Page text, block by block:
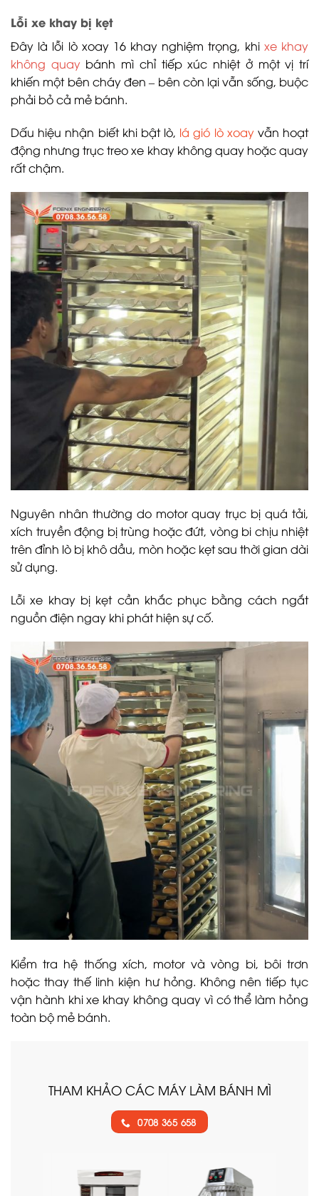
Lỗi xe khay bị kẹt
Đây là lỗi lò xoay 16 khay nghiệm trọng, khi xe khay
không quaybánh mì chỉ tiếp xúc nhiệt ở một vị trí
khiến một bên cháy đen – bên còn lại vẫn sống, buộc
phải bỏ cả mẻ bánh.
Dấu hiệu nhận biết khi bật lò, lá gió lò xoayvẫn hoạt
động nhưng trục treo xe khay không quay hoặc quay
rất chậm.
Nguyên nhân thường do motor quay trục bị quá tải,
xích truyền động bị trùng hoặc đứt, vòng bi chịu nhiệt
trên đỉnh lò bị khô dầu, mòn hoặc kẹt sau thời gian dài
sử dụng.
Lỗi xe khay bị kẹt cần khắc phục bằng cách ngắt
nguồn điện ngay khi phát hiện sự cố.
Kiểm tra hệ thống xích, motor và vòng bi, bôi trơn
hoặc thay thế linh kiện hư hỏng. Không nên tiếp tục
vận hành khi xe khay không quay vì có thể làm hỏng
toàn bộ mẻ bánh.
THAM KHẢO CÁC MÁY LÀM BÁNH MÌ
0708 365 658